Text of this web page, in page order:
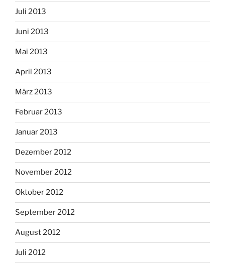
Juli 2013
Juni 2013
Mai 2013
April 2013
März 2013
Februar 2013
Januar 2013
Dezember 2012
November 2012
Oktober 2012
September 2012
August 2012
Juli 2012